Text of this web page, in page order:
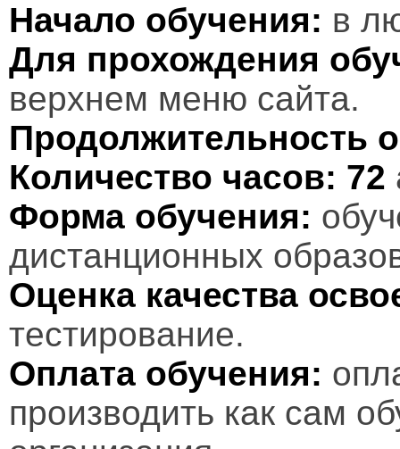
Начало обучения: в
Для прохождения
верхнем меню сайта.
Продолжительность
Количество часов: 72
Форма обучения:
дистанционных
Оценка качества
тестирование.
Оплата обучения:
производить как сам